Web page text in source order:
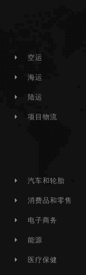
空运
海运
陆运
项目物流
汽车和轮胎
消费品和零售
电子商务
能源
医疗保健